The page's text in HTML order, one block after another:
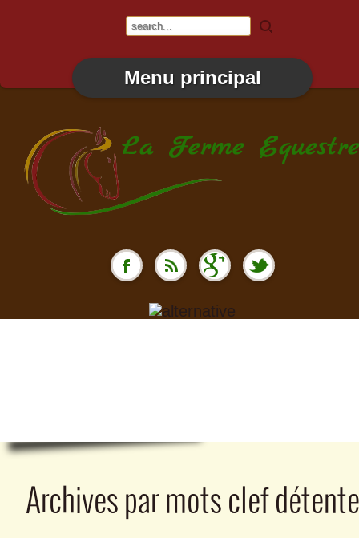
Menu principal
Archives par mots clefdétente